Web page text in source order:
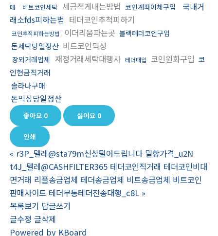
매
비트코인세탁 세금적게내는방법 코인계좌이체구입
국내거
래소fds피하는법 테더코인추척피하기
코인추적피하는방법 이더리움파는곳 블랙테더코인구입
돈세탁당일정산 비트코인믹싱
장외거래업체 재정거래세탁대행사 테더매입 코인원화구입 코
인현금직거래
솔라나구매
돈믹싱당일정산
좋아요 0 싫어요 0
인쇄
« r3P_텔레@sta79m신상털어드립니다 밀항가격_u2N
t4J_텔레@CASHFILTER365 테더코인직거래 테더코인비대
면거래 리플송금업체 테더송금업체 비트송금업체 비트코인
판매사이트 테더무통테더전송대행_c8L »
목록보기 답글쓰기
글수정 글삭제
Powered by KBoard